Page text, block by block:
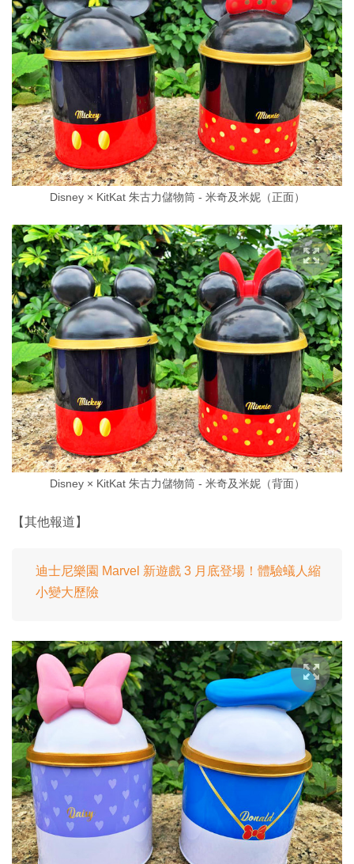
Disney × KitKat 朱古力儲物筒 - 米奇及米妮（正面）
Disney × KitKat 朱古力儲物筒 - 米奇及米妮（背面）
【其他報道】
迪士尼樂園 Marvel 新遊戲 3 月底登場！體驗蟻人縮
小變大歷險